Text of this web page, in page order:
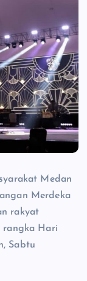
Medan
Merdeka
rakyat
rangka Hari
Sabtu